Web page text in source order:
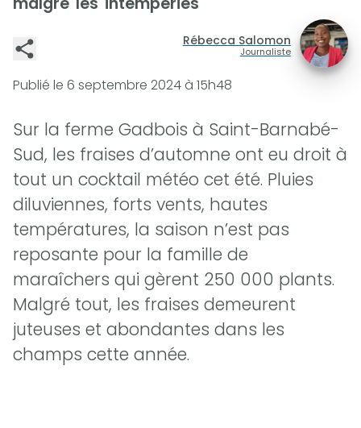
Rébecca Salomon
Journaliste
Publié le 6 septembre 2024 à 15h48
Sur la ferme Gadbois à Saint-Barnabé-
Sud, les fraises d’automne ont eu droit à
tout un cocktail météo cet été. Pluies
diluviennes, forts vents, hautes
températures, la saison n’est pas
reposante pour la famille de
maraîchers qui gèrent 250 000 plants.
Malgré tout, les fraises demeurent
juteuses et abondantes dans les
champs cette année.